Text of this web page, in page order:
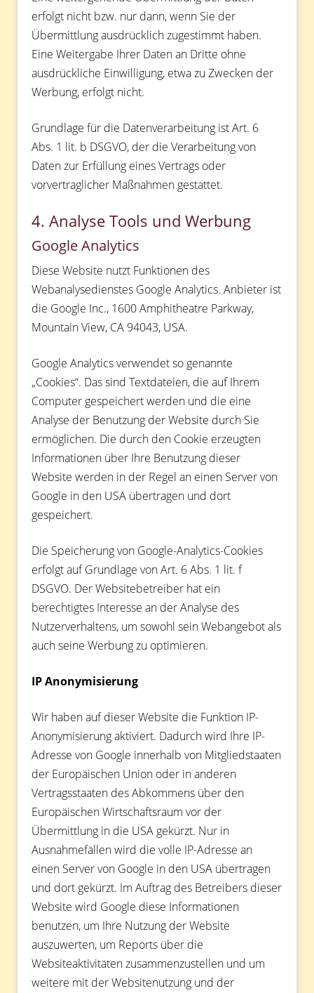
erfolgt nicht bzw. nur dann, wenn Sie der
Übermittlung ausdrücklich zugestimmt haben.
Eine Weitergabe Ihrer Daten an Dritte ohne
ausdrückliche Einwilligung, etwa zu Zwecken der
Werbung, erfolgt nicht.
Grundlage für die Datenverarbeitung ist Art. 6
Abs. 1 lit. b DSGVO, der die Verarbeitung von
Daten zur Erfüllung eines Vertrags oder
vorvertraglicher Maßnahmen gestattet.
4. Analyse Tools und Werbung
Google Analytics
Diese Website nutzt Funktionen des
Webanalysedienstes Google Analytics. Anbieter ist
die Google Inc., 1600 Amphitheatre Parkway,
Mountain View, CA 94043, USA.
Google Analytics verwendet so genannte
„Cookies“. Das sind Textdateien, die auf Ihrem
Computer gespeichert werden und die eine
Analyse der Benutzung der Website durch Sie
ermöglichen. Die durch den Cookie erzeugten
Informationen über Ihre Benutzung dieser
Website werden in der Regel an einen Server von
Google in den USA übertragen und dort
gespeichert.
Die Speicherung von Google-Analytics-Cookies
erfolgt auf Grundlage von Art. 6 Abs. 1 lit. f
DSGVO. Der Websitebetreiber hat ein
berechtigtes Interesse an der Analyse des
Nutzerverhaltens, um sowohl sein Webangebot als
auch seine Werbung zu optimieren.
IP Anonymisierung
Wir haben auf dieser Website die Funktion IP-
Anonymisierung aktiviert. Dadurch wird Ihre IP-
Adresse von Google innerhalb von Mitgliedstaaten
der Europäischen Union oder in anderen
Vertragsstaaten des Abkommens über den
Europäischen Wirtschaftsraum vor der
Übermittlung in die USA gekürzt. Nur in
Ausnahmefällen wird die volle IP-Adresse an
einen Server von Google in den USA übertragen
und dort gekürzt. Im Auftrag des Betreibers dieser
Website wird Google diese Informationen
benutzen, um Ihre Nutzung der Website
auszuwerten, um Reports über die
Websiteaktivitäten zusammenzustellen und um
weitere mit der Websitenutzung und der